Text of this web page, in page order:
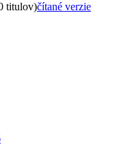
titulov)čítané verzie